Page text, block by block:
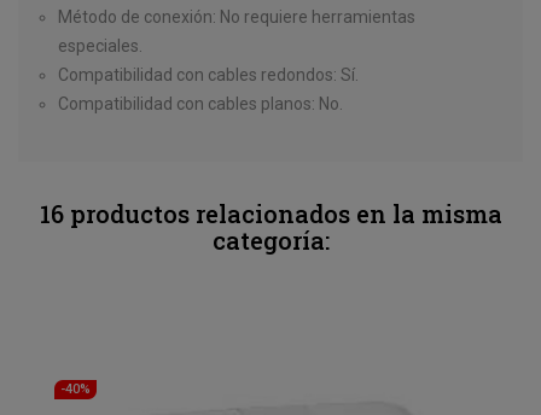
Método de conexión: No requiere herramientas
especiales.
Compatibilidad con cables redondos: Sí.
Compatibilidad con cables planos: No.
16 productos relacionados en la misma
categoría:
-40%